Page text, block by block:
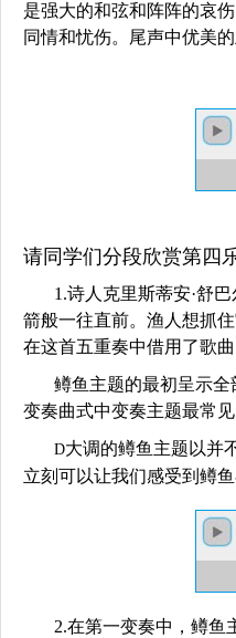
是强大的和弦和阵阵的哀
同情和忧伤。尾声中优美
请同学们分段欣赏第四
1.诗人克里斯蒂安·舒
箭般一往直前。渔人想抓
在这首五重奏中借用了歌
鳟鱼主题的最初呈示
变奏曲式中变奏主题最常见
D大调的鳟鱼主题以并
立刻可以让我们感受到鳟
2.在第一变奏中，鳟鱼